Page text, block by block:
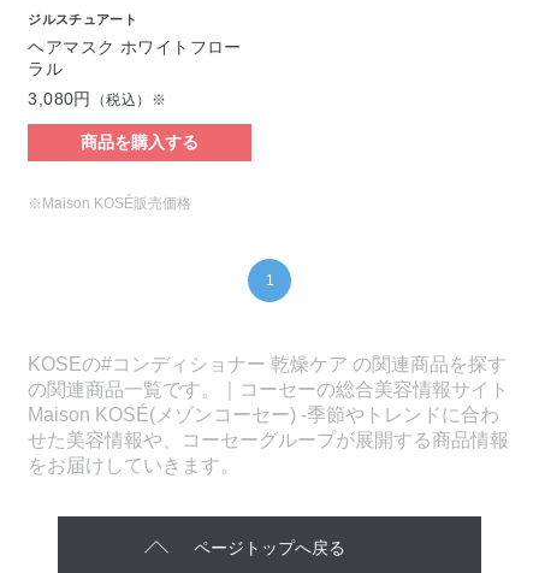
ジルスチュアート
ヘアマスク ホワイトフロー
ラル
3,080円
（税込）※
商品を購入する
※Maison KOSÉ販売価格
1
KOSEの#コンディショナー 乾燥ケア の関連商品を探す
の関連商品一覧です。｜コーセーの総合美容情報サイト
Maison KOSÉ(メゾンコーセー) -季節やトレンドに合わ
せた美容情報や、コーセーグループが展開する商品情報
をお届けしていきます。
ページトップへ戻る